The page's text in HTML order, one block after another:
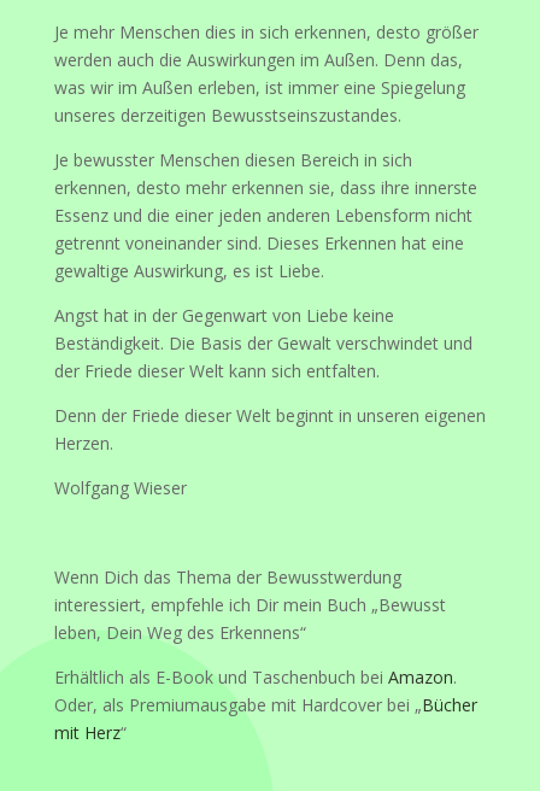
Je mehr Menschen dies in sich erkennen, desto größer
werden auch die Auswirkungen im Außen. Denn das,
was wir im Außen erleben, ist immer eine Spiegelung
unseres derzeitigen Bewusstseinszustandes.
Je bewusster Menschen diesen Bereich in sich
erkennen, desto mehr erkennen sie, dass ihre innerste
Essenz und die einer jeden anderen Lebensform nicht
getrennt voneinander sind. Dieses Erkennen hat eine
gewaltige Auswirkung, es ist Liebe.
Angst hat in der Gegenwart von Liebe keine
Beständigkeit. Die Basis der Gewalt verschwindet und
der Friede dieser Welt kann sich entfalten.
Denn der Friede dieser Welt beginnt in unseren eigenen
Herzen.
Wolfgang Wieser
Wenn Dich das Thema der Bewusstwerdung
interessiert, empfehle ich Dir mein Buch „Bewusst
leben, Dein Weg des Erkennens“
Erhältlich als E-Book und Taschenbuch bei Amazon.
Oder, als Premiumausgabe mit Hardcover bei „Bücher
mit Herz“